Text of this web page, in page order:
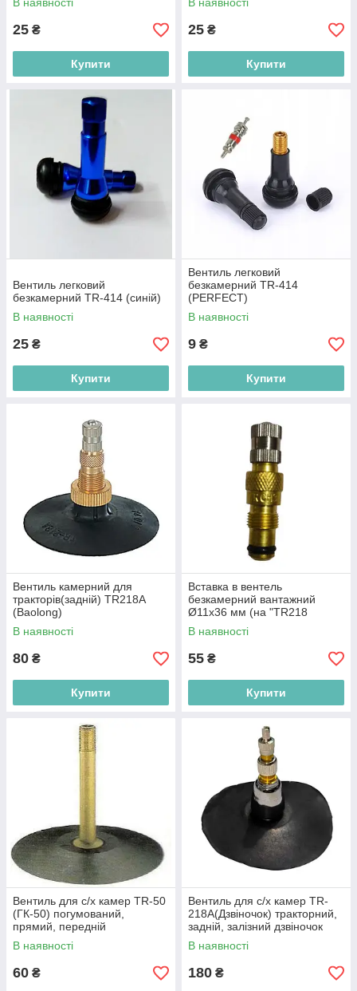
25 ₴
Купити
25 ₴
Купити
Вентиль легковий
безкамерний TR-414 (синій)
В наявності
25 ₴
Купити
Вентиль легковий
безкамерний TR-414
(PERFECT)
В наявності
9 ₴
Купити
Вентиль камерний для
тракторів(задній) TR218A
(Baolong)
В наявності
80 ₴
Купити
Вставка в вентель
безкамерний вантажний
Ø11x36 мм (на "ТR218
звичайний")
В наявності
55 ₴
Купити
Вентиль для с/х камер TR-50
(ГК-50) погумований,
прямий, передній
В наявності
60 ₴
Вентиль для с/х камер ТR-
218A(Дзвіночок) тракторний,
задній, залізний дзвіночок
В наявності
180 ₴